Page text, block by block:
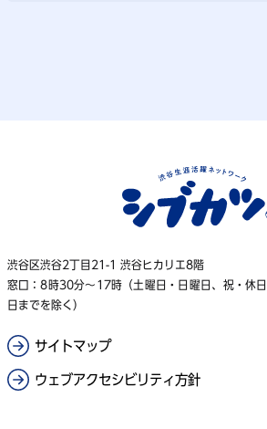
渋谷区渋谷2丁目21-1 渋谷ヒカリエ8階
窓口：8時30分～17時（土曜日・日曜日、祝・休
日までを除く）
サイトマップ
ウェブアクセシビリティ方針